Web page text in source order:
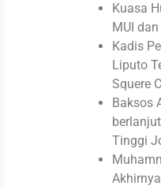
Kuasa
MUI
Kadis
Liputo
Squere
Baksos
Tinggi